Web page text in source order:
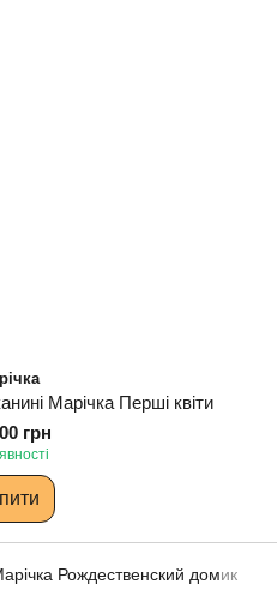
Марічка Перші квіти
грн